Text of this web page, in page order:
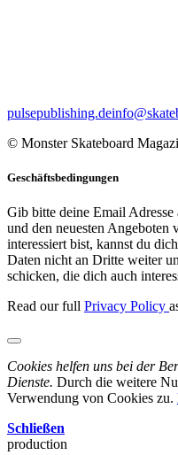
pulsepublishing.de
© Monster Skateboard
Geschäftsbedingungen
Gib bitte deine Email
und den neuesten Angeboten
interessiert bist, kannst du
Daten nicht an Dritte weiter
schicken, die dich auch
Read our full Privacy Policy
Cookies helfen uns bei der
Dienste. Durch die weitere
Verwendung von Cookies zu.
Schließen
production